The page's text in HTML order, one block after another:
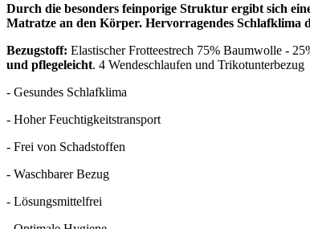
Durch die besonders feinporige Struktur ergibt sich
Matratze an den Körper. Hervorragendes Schlafklima
Bezugstoff: Elastischer Frotteestrech 75% Baumwolle -
und pflegeleicht. 4 Wendeschlaufen und Trikotunterbezug
- Gesundes Schlafklima
- Hoher Feuchtigkeitstransport
- Frei von Schadstoffen
- Waschbarer Bezug
- Lösungsmittelfrei